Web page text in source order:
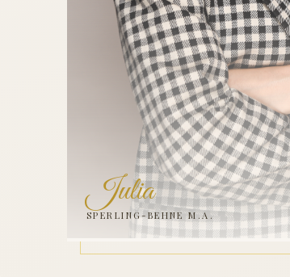
Julia
SPERLING-BEHNE M.A.